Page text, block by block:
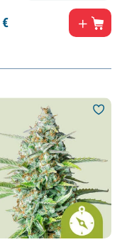
€